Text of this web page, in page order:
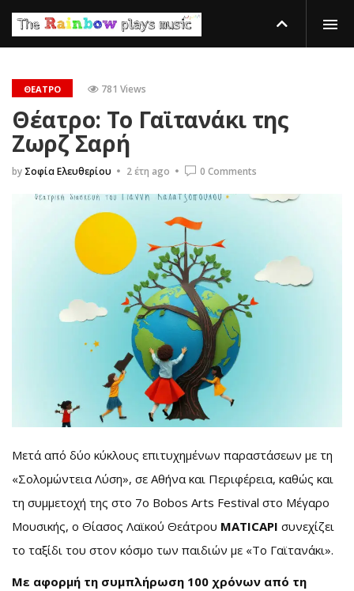
ΘΈΑΤΡΟ 781 Views
Θέατρο: Το Γαϊτανάκι της
Ζωρζ Σαρή
by Σοφία Ελευθερίου 2 έτη ago 0 Comments
Μετά από δύο κύκλους επιτυχημένων παραστάσεων με τη
«Σολομώντεια Λύση», σε Αθήνα και Περιφέρεια, καθώς και
τη συμμετοχή της στο 7ο Bobos Arts Festival στο Μέγαρο
Μουσικής, ο Θίασος Λαϊκού Θεάτρου MATICAPI συνεχίζει
το ταξίδι του στον κόσμο των παιδιών με «Το Γαϊτανάκι».
Με αφορμή τη συμπλήρωση 100 χρόνων από τη